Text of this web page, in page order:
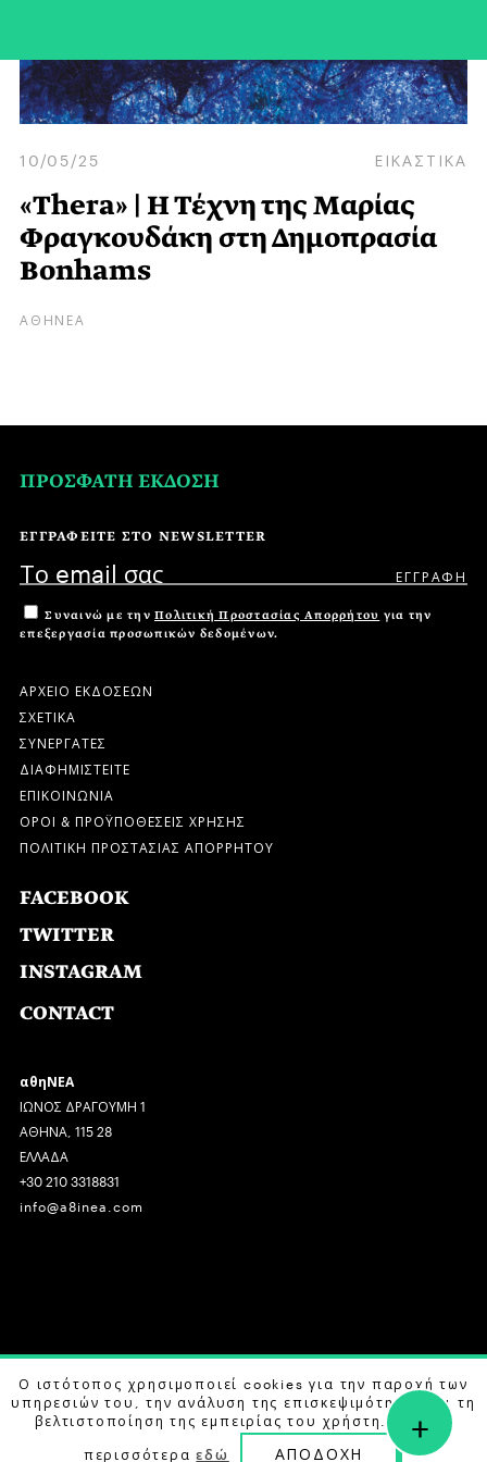
10/05/25 ΕΙΚΑΣΤΙΚΑ
«Thera» | Η Τέχνη της Μαρίας
Φραγκουδάκη στη Δημοπρασία
Bonhams
ΑΘΗΝΕΑ
ΠΡΟΣΦΑΤΗ ΕΚΔΟΣΗ
ΕΓΓΡΑΦΕΙΤΕ ΣΤΟ NEWSLETTER
Συναινώ με την Πολιτική Προστασίας Απορρήτου για την
επεξεργασία προσωπικών δεδομένων.
ΑΡΧΕΙΟ ΕΚΔΟΣΕΩΝ
ΣΧΕΤΙΚΑ
ΣΥΝΕΡΓΑΤΕΣ
ΔΙΑΦΗΜΙΣΤΕΙΤΕ
ΕΠΙΚΟΙΝΩΝΙΑ
ΟΡΟΙ & ΠΡΟΫΠΟΘΕΣΕΙΣ ΧΡΗΣΗΣ
ΠΟΛΙΤΙΚΗ ΠΡΟΣΤΑΣΙΑΣ ΑΠΟΡΡΗΤΟΥ
FACEBOOK
TWITTER
INSTAGRAM
CONTACT
αθηΝΕΑ
ΙΩΝΟΣ ΔΡΑΓΟΥΜΗ 1
ΑΘΗΝΑ, 115 28
ΕΛΛΑΔΑ
+30 210 3318831
info@a8inea.com
COPYRIGHT © 2026 αθηΝΕΑ, ALL RIGHTS RESERVED.
DESIGN BY G DESIGN STUDIO. DEVELOPED BYB LABS
Ο ιστότοπος χρησιμοποιεί cookies για την παροχή των
υπηρεσιών του, την ανάλυση της επισκεψιμότητας και τη
βελτιστοποίηση της εμπειρίας του χρήστη. Μάθετε
περισσότεραεδώ ΑΠΟΔΟΧΗ
+